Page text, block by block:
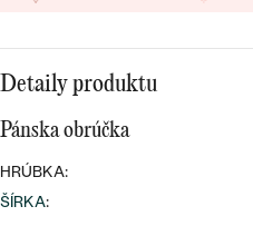
Detaily produktu
Pánska obrúčka
HRÚBKA:
ŠÍRKA: